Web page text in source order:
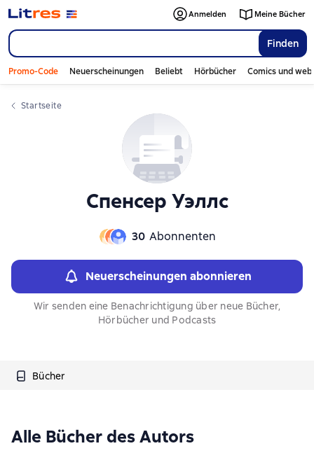
Finden
Anmelden Meine Bücher
Promo-Code Neuerscheinungen Beliebt Hörbücher Comics und
Startseite
Спенсер Уэллс
30 Abonnenten
Neuerscheinungen abonnieren
Wir senden eine Benachrichtigung über neue Bücher,
Hörbücher und Podcasts
Bücher
Alle Bücher des Autors